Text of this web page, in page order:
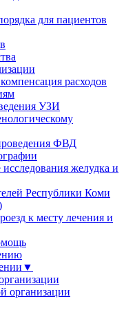
для пациентов
расходов
УЗИ
ФВД
желудка и
Республики Коми
к месту лечения и
организации